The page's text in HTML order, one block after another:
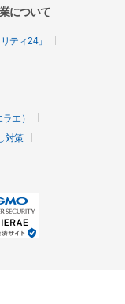
について
ティ24」
エ）
対策